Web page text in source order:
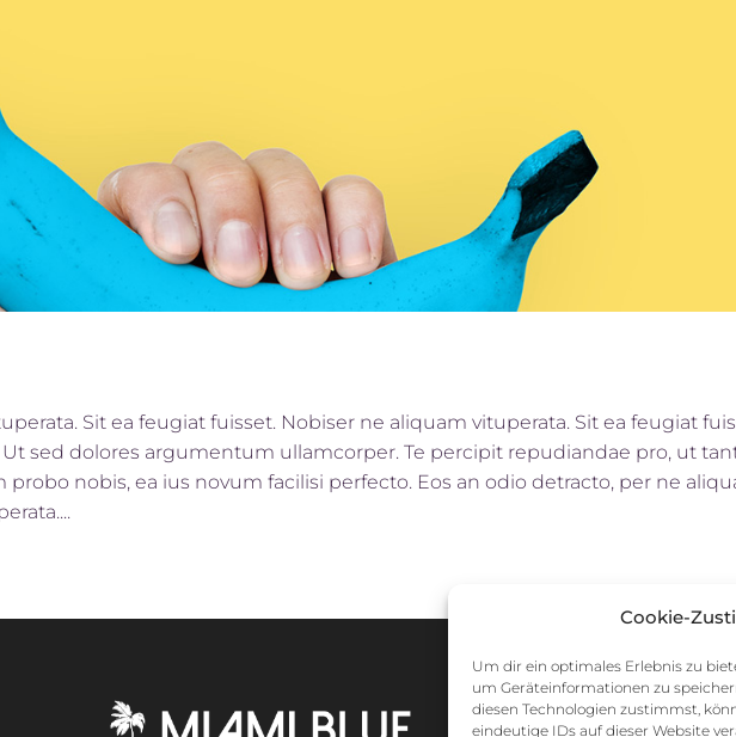
Cookie-
Um dir ein optimales Erlebnis zu
um Geräteinformationen zu
diesen Technologien zustimmst,
eindeutige IDs auf dieser Website
Sit ea feugiat fuisset. Nobiser ne aliquam vituperata. Sit ea feugiat
sed dolores argumentum ullamcorper. Te percipit repudiandae pro, ut
nobis, ea ius novum facilisi perfecto. Eos an odio detracto, per ne